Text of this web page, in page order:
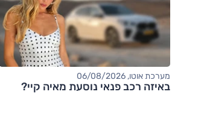
מערכת אוטו, 06/08/2026
באיזה רכב פנאי נוסעת מאיה קיי?